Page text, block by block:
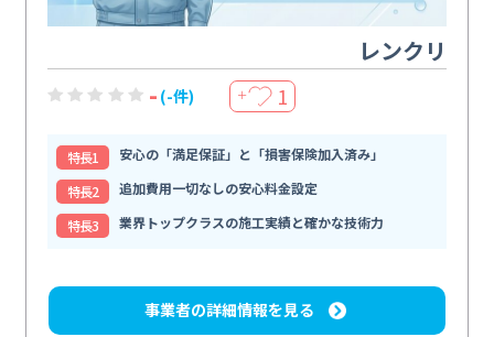
レンクリ
- (-件) ＋ 1
特⻑1
安心の「満足保証」と「損害保険加入済み」
特⻑2
追加費用一切なしの安心料金設定
特⻑3
業界トップクラスの施工実績と確かな技術力
事業者の詳細情報を見る